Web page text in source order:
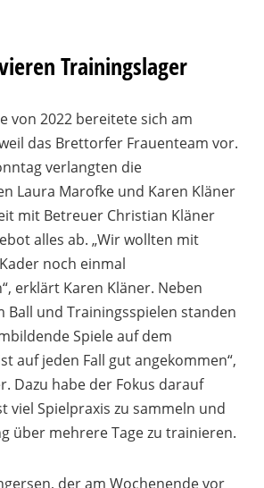
Trainingslager
von 2022 bereitete sich am
das Brettorfer Frauenteam vor.
verlangten die
Laura Marofke und Karen Kläner
mit Betreuer Christian Kläner
alles ab. „Wir wollten mit
noch einmal
erklärt Karen Kläner. Neben
Ball und Trainingsspielen standen
Spiele auf dem
auf jeden Fall gut angekommen“,
Dazu habe der Fokus darauf
viel Spielpraxis zu sammeln und
über mehrere Tage zu trainieren.
der am Wochenende vor